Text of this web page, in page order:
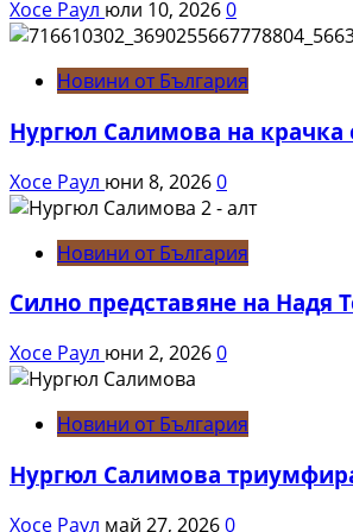
Хосе Раул юли 10, 20260
Новини от България
Нургюл Салимова на крачка
Хосе Раул юни 8, 20260
Новини от България
Силно представяне на Надя
Хосе Раул юни 2, 20260
Новини от България
Нургюл Салимова
Хосе Раул май 27, 20260